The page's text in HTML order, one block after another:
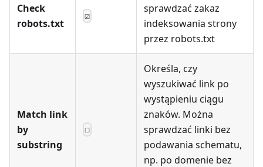
Check
robots.txt
☑
sprawdzać zakaz
indeksowania strony
przez robots.txt
Match link
by
substring
☐
Określa, czy
wyszukiwać link po
wystąpieniu ciągu
znaków. Można
sprawdzać linki bez
podawania schematu,
np. po domenie bez